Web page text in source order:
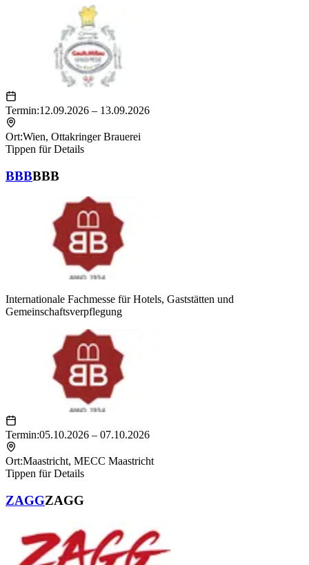
Termin:12.09.2026 – 13.09.2026
Ort:Wien, Ottakringer Brauerei
Tippen für Details
BBBBBB
Internationale Fachmesse für Hotels, Gaststätten und
Gemeinschaftsverpflegung
Termin:05.10.2026 – 07.10.2026
Ort:Maastricht, MECC Maastricht
Tippen für Details
ZAGGZAGG